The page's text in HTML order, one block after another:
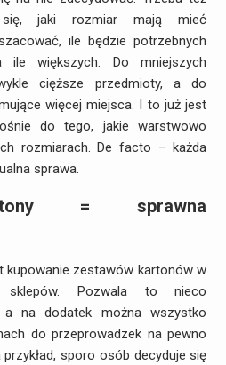
się, jaki rozmiar mają mieć
ile będzie potrzebnych
ile większych. Do mniejszych
cięższe przedmioty, a do
więcej miejsca. I to już jest
do tego, jakie warstwowo
rozmiarach. De facto – każda
sprawa.
= sprawna
kupowanie zestawów kartonów w
Pozwala to nieco
a na dodatek można wszystko
do przeprowadzek na pewno
sporo osób decyduje się